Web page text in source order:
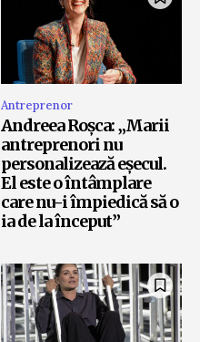
Antreprenor
Andreea Roșca: „Marii
antreprenori nu
personalizează eșecul.
El este o întâmplare
care nu-i împiedică să o
ia de la început”